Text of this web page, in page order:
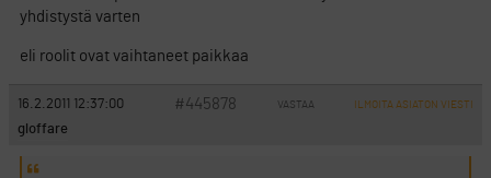
yhdistystä varten
eli roolit ovat vaihtaneet paikkaa
16.2.2011 12:37:00 #445878 VASTAA ILMOITA ASIATON VIESTI
gloffare